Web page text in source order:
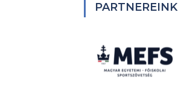
PARTNEREINK